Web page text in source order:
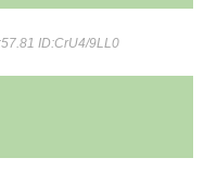
ID:CrU4/9LL0